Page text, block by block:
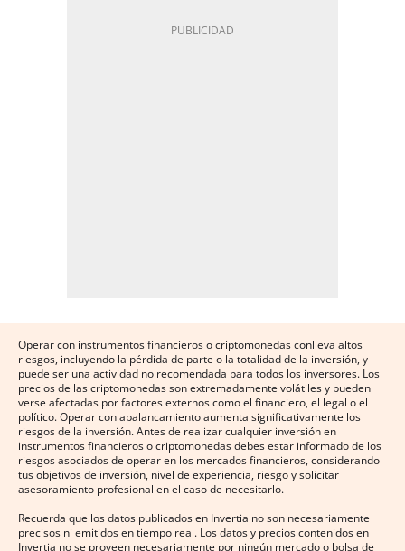
Operar con instrumentos financieros o criptomonedas conlleva altos
riesgos, incluyendo la pérdida de parte o la totalidad de la inversión, y
puede ser una actividad no recomendada para todos los inversores. Los
precios de las criptomonedas son extremadamente volátiles y pueden
verse afectadas por factores externos como el financiero, el legal o el
político. Operar con apalancamiento aumenta significativamente los
riesgos de la inversión. Antes de realizar cualquier inversión en
instrumentos financieros o criptomonedas debes estar informado de los
riesgos asociados de operar en los mercados financieros, considerando
tus objetivos de inversión, nivel de experiencia, riesgo y solicitar
asesoramiento profesional en el caso de necesitarlo.
Recuerda que los datos publicados en Invertia no son necesariamente
precisos ni emitidos en tiempo real. Los datos y precios contenidos en
Invertia no se proveen necesariamente por ningún mercado o bolsa de